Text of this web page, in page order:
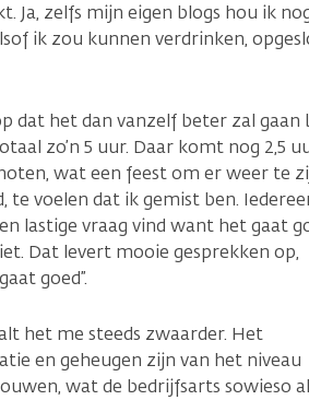
Ja, zelfs mijn eigen blogs hou ik
ik zou kunnen verdrinken,
dat het dan vanzelf beter zal gaan
zo’n 5 uur. Daar komt nog 2,5
wat een feest om er weer te
te voelen dat ik gemist ben.
lastige vraag vind want het gaat
Dat levert mooie gesprekken op,
goed”.
het me steeds zwaarder. Het
en geheugen zijn van het niveau
wat de bedrijfsarts sowieso al